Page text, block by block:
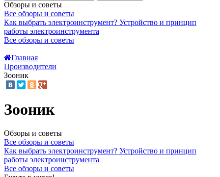
Обзоры и советы
Все обзоры и советы
Как выбрать электроинструмент? Устройство и принцип
работы электроинструмента
Все обзоры и советы
Главная
Производители
Зооник
Зооник
Обзоры и советы
Все обзоры и советы
Как выбрать электроинструмент? Устройство и принцип
работы электроинструмента
Все обзоры и советы